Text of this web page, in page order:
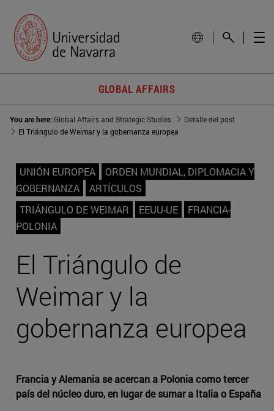
GLOBAL AFFAIRS
You are here:Global Affairs and Strategic Studies
Detalle del post
El Triángulo de Weimar y la gobernanza europea
UNIÓN EUROPEA
ORDEN MUNDIAL, DIPLOMACIA Y
GOBERNANZA
ARTÍCULOS
TRIÁNGULO DE WEIMAR
EEUU-UE
FRANCIA-
POLONIA
El Triángulo de
Weimar y la
gobernanza europea
Francia y Alemania se acercan a Polonia como tercer
país del núcleo duro, en lugar de sumar a Italia o España